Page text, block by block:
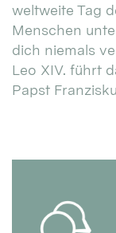
weltweite Tag
Menschen
dich niemals
Leo XIV. führt
Papst